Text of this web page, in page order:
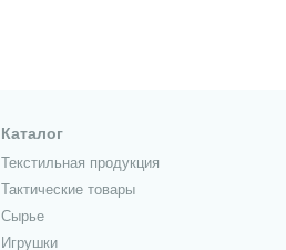
Каталог
Текстильная продукция
Тактические товары
Сырье
Игрушки